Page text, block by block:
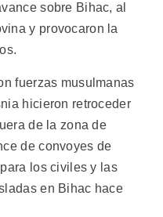
sobre Bihac, al
y provocaron la
fuerzas musulmanas
hicieron retroceder
de la zona de
de convoyes de
los civiles y las
en Bihac hace